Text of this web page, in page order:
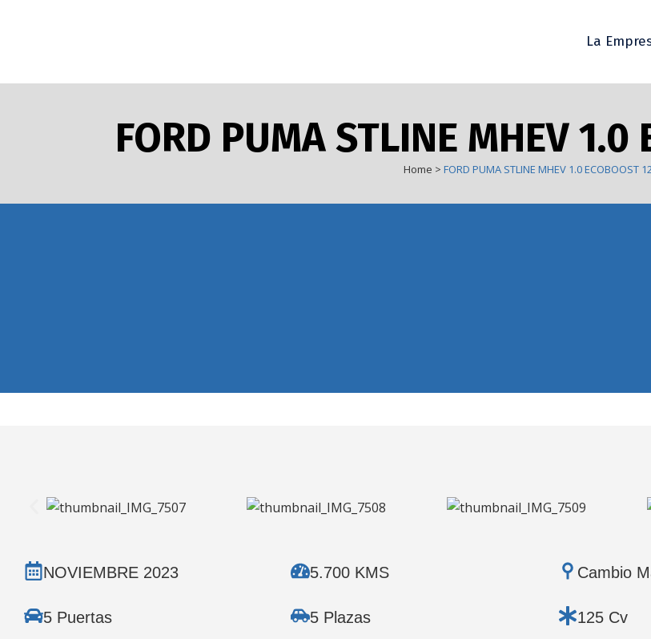
La
FORD PUMA STLINE MHEV 1.0
Home > FORD PUMA STLINE MHEV 1.0 ECOBOOST
NOVIEMBRE 2023 5.700 KMS Cambio
5 Puertas 5 Plazas 125 Cv